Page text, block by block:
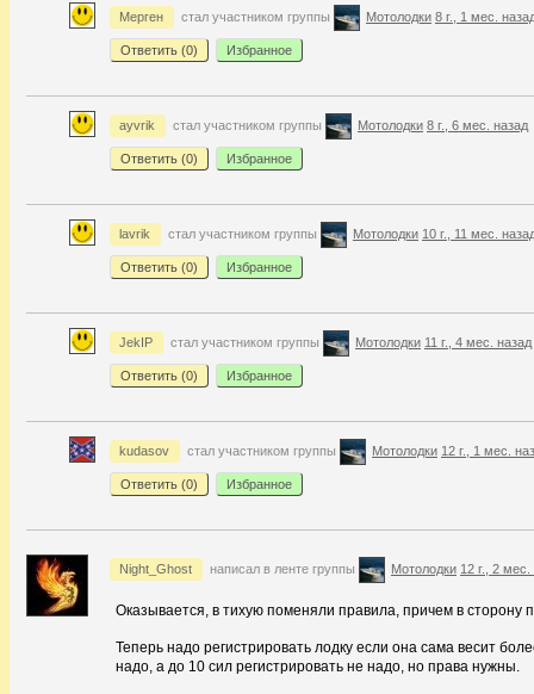
Мерген стал участником группы Мотолодки 8 г., 1 мес.
Ответить (0) Избранное
ayvrik стал участником группы Мотолодки 8 г., 6 мес. назад
Ответить (0) Избранное
lavrik стал участником группы Мотолодки 10 г., 11 мес.
Ответить (0) Избранное
JekIP стал участником группы Мотолодки 11 г., 4 мес. назад
Ответить (0) Избранное
kudasov стал участником группы Мотолодки 12 г., 1 мес.
Ответить (0) Избранное
Night_Ghost написал в ленте группы Мотолодки 12 г., 2 мес.
Оказывается, в тихую поменяли правила, причем в сторону
Теперь надо регистрировать лодку если она сама весит
надо, а до 10 сил регистрировать не надо, но права нужны.